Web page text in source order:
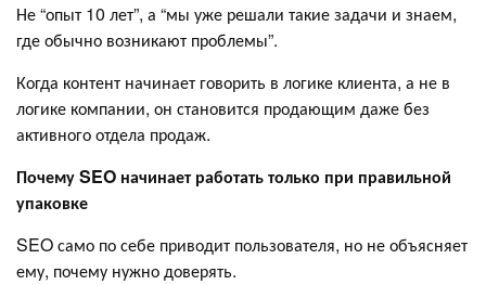
Не “опыт 10 лет”, а “мы уже решали такие задачи и знаем,
где обычно возникают проблемы”.
Когда контент начинает говорить в логике клиента, а не в
логике компании, он становится продающим даже без
активного отдела продаж.
Почему SEO начинает работать только при правильной
упаковке
SEO само по себе приводит пользователя, но не объясняет
ему, почему нужно доверять.